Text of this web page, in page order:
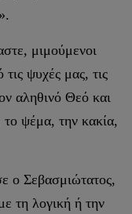
μιμούμενοι
ψυχές μας, τις
αληθινό Θεό και
ψέμα, την κακία,
ο Σεβασμιώτατος,
τη λογική ή την